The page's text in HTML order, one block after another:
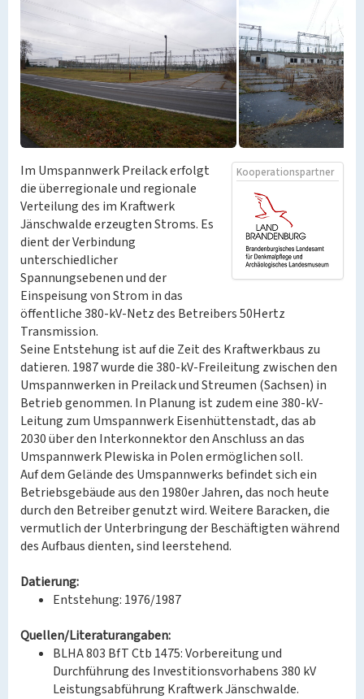
Kooperationspartner
Im Umspannwerk Preilack erfolgt
die überregionale und regionale
Verteilung des im Kraftwerk
Jänschwalde erzeugten Stroms. Es
dient der Verbindung
unterschiedlicher
Spannungsebenen und der
Einspeisung von Strom in das
öffentliche 380-kV-Netz des Betreibers 50Hertz
Transmission.
Seine Entstehung ist auf die Zeit des Kraftwerkbaus zu
datieren. 1987 wurde die 380-kV-Freileitung zwischen den
Umspannwerken in Preilack und Streumen (Sachsen) in
Betrieb genommen. In Planung ist zudem eine 380-kV-
Leitung zum Umspannwerk Eisenhüttenstadt, das ab
2030 über den Interkonnektor den Anschluss an das
Umspannwerk Plewiska in Polen ermöglichen soll.
Auf dem Gelände des Umspannwerks befindet sich ein
Betriebsgebäude aus den 1980er Jahren, das noch heute
durch den Betreiber genutzt wird. Weitere Baracken, die
vermutlich der Unterbringung der Beschäftigten während
des Aufbaus dienten, sind leerstehend.
Datierung:
Entstehung: 1976/1987
Quellen/Literaturangaben:
BLHA 803 BfT Ctb 1475: Vorbereitung und
Durchführung des Investitionsvorhabens 380 kV
Leistungsabführung Kraftwerk Jänschwalde.